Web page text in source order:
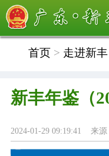
首页> 走进新丰
新丰年鉴（
2024-01-29 09:19:41 来源